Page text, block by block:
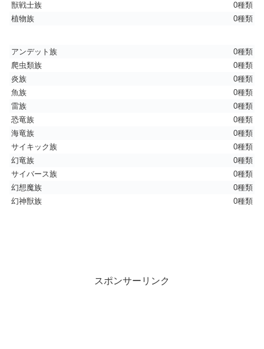
獣戦士族
0種類
植物族
0種類
アンデット族
0種類
爬虫類族
0種類
炎族
0種類
魚族
0種類
雷族
0種類
恐竜族
0種類
海竜族
0種類
サイキック族
0種類
幻竜族
0種類
サイバース族
0種類
幻想魔族
0種類
幻神獣族
0種類
スポンサーリンク